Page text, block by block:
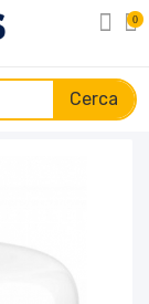
0
Cerca